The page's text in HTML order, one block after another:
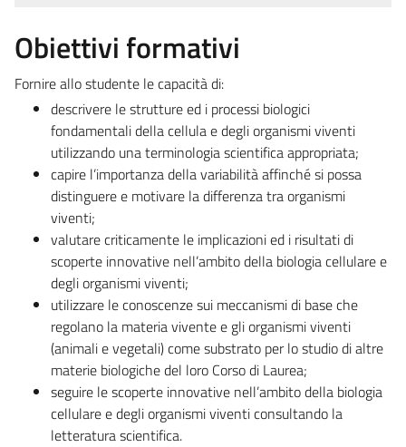
Obiettivi formativi
Fornire allo studente le capacità di:
descrivere le strutture ed i processi biologici
fondamentali della cellula e degli organismi viventi
utilizzando una terminologia scientifica appropriata;
capire l’importanza della variabilità affinché si possa
distinguere e motivare la differenza tra organismi
viventi;
valutare criticamente le implicazioni ed i risultati di
scoperte innovative nell’ambito della biologia cellulare e
degli organismi viventi;
utilizzare le conoscenze sui meccanismi di base che
regolano la materia vivente e gli organismi viventi
(animali e vegetali) come substrato per lo studio di altre
materie biologiche del loro Corso di Laurea;
seguire le scoperte innovative nell’ambito della biologia
cellulare e degli organismi viventi consultando la
letteratura scientifica.